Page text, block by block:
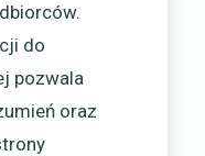
do
pozwala
oraz